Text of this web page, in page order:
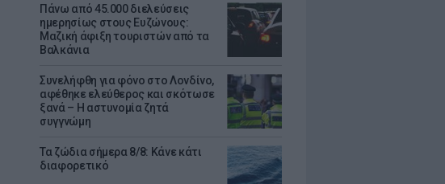
Πάνω από 45.000 διελεύσεις
ημερησίως στους Ευζώνους:
Μαζική άφιξη τουριστών από τα
Βαλκάνια
Συνελήφθη για φόνο στο Λονδίνο,
αφέθηκε ελεύθερος και σκότωσε
ξανά – Η αστυνομία ζητά
συγγνώμη
Τα ζώδια σήμερα 8/8: Κάνε κάτι
διαφορετικό